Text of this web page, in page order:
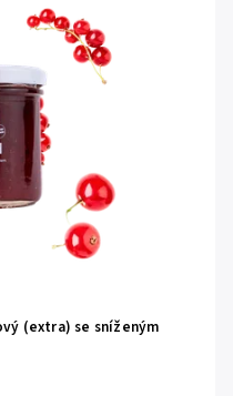
(extra) se sníženým